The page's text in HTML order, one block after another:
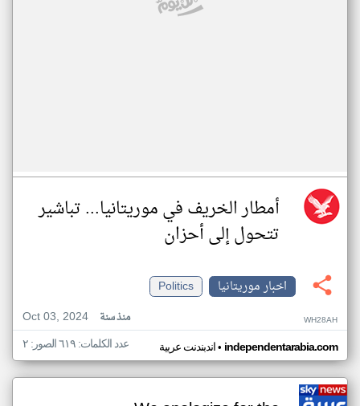
أمطار الخريف في موريتانيا... تباشير
تتحول إلى أحزان
اخبار موريتانيا
Politics
Oct 03, 2024
منذ سنة WH28AH
اندبندنت عربية• independentarabia.com عدد الكلمات: ٦١٩ الصور: ٢